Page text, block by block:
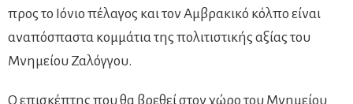
προς το Ιόνιο πέλαγος και τον Αμβρακικό κόλπο είναι
αναπόσπαστα κομμάτια της πολιτιστικής αξίας του
Μνημείου Ζαλόγγου.
Ο επισκέπτης που θα βρεθεί στον χώρο του Μνημείου